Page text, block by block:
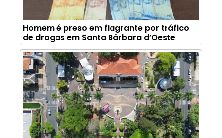
Homem é preso em flagrante por tráfico
de drogas em Santa Bárbara d’Oeste